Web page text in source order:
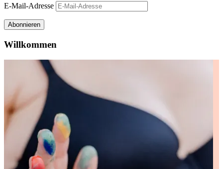
E-Mail-Adresse
Abonnieren
Willkommen